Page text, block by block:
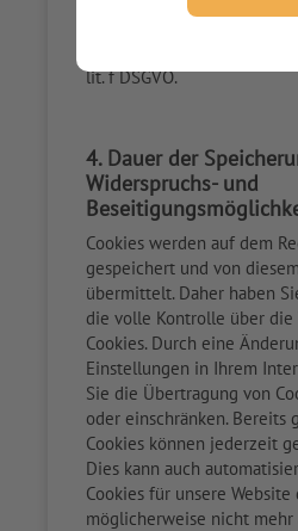
lit. f DSGVO.
4. Dauer der
Widerspruchs- und
Cookies werden auf dem
gespeichert und von
übermittelt. Daher haben
die volle Kontrolle über die
Cookies. Durch eine
Einstellungen in Ihrem
Sie die Übertragung von
oder einschränken. Bereits
Cookies können jederzeit
Dies kann auch
Cookies für unsere
möglicherweise nicht